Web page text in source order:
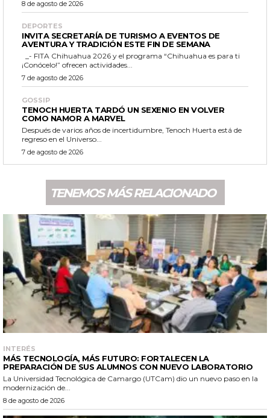
8 de agosto de 2026
DEPORTES
INVITA SECRETARÍA DE TURISMO A EVENTOS DE
AVENTURA Y TRADICIÓN ESTE FIN DE SEMANA
¡Conócelo!” ofrecen actividades...
7 de agosto de 2026
GOSSIP
TENOCH HUERTA TARDÓ UN SEXENIO EN VOLVER
COMO NAMOR A MARVEL
Después de varios años de incertidumbre, Tenoch Huerta está de
regreso en el Universo...
7 de agosto de 2026
TENEMOS MÁS RELACIONADO
INTERÉS
MÁS TECNOLOGÍA, MÁS FUTURO: FORTALECEN LA
PREPARACIÓN DE SUS ALUMNOS CON NUEVO LABORATORIO
La Universidad Tecnológica de Camargo (UTCam) dio un nuevo paso en la
modernización de...
8 de agosto de 2026